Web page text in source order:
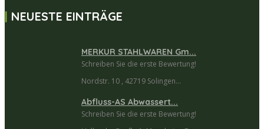
NEUESTE EINTRÄGE
MERKUR STAHLWAREN Gm...
Schreiben Sie die erste Bewertung!
Nordstr. 10 , 42719 Solingen...
Abfluss-AS Abwassert...
Schreiben Sie die erste Bewertung!